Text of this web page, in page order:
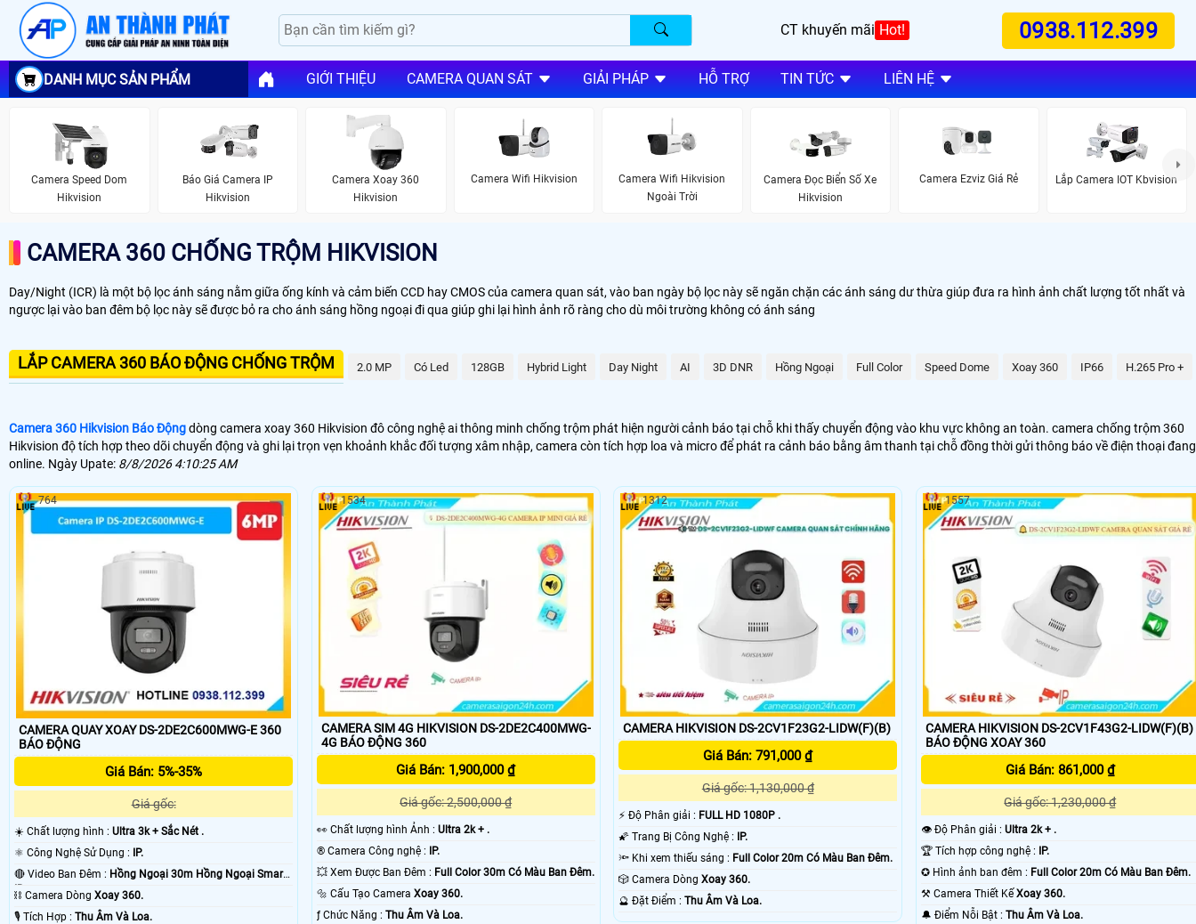
CT khuyến mãi Hot! 0938.112.399
DANH MỤC SẢN PHẨM GIỚI THIỆU CAMERA QUAN SÁT GIẢI PHÁP HỖ TRỢ TIN TỨC LIÊN HỆ
Camera Speed Dom
Hikvision
Báo Giá Camera IP
Hikvision
Camera Xoay 360
Hikvision
Camera Wifi Hikvision
Camera Wifi Hikvision
Ngoài Trời
Camera Đọc Biển Số Xe
Hikvision
Camera Ezviz Giá Rẻ Lắp Camera IOT Kbvision
CAMERA 360 CHỐNG TRỘM HIKVISION
Day/Night (ICR) là một bộ lọc ánh sáng nằm giữa ống kính và cảm biến CCD hay CMOS của camera quan sát, vào ban ngày bộ lọc này sẽ ngăn chặn các ánh sáng dư thừa giúp đưa ra hình ảnh chất lượng tốt nhất và
ngược lại vào ban đêm bộ lọc này sẽ được bỏ ra cho ánh sáng hồng ngoại đi qua giúp ghi lại hình ảnh rõ ràng cho dù môi trường không có ánh sáng
LẮP CAMERA 360 BÁO ĐỘNG CHỐNG TRỘM 2.0 MP Có Led 128GB Hybrid Light Day Night AI 3D DNR Hồng Ngoại Full Color Speed Dome Xoay 360 IP66 H.265 Pro +
Camera 360 Hikvision Báo Độngdòng camera xoay 360 Hikvision đô công nghệ ai thông minh chống trộm phát hiện người cảnh báo tại chỗ khi thấy chuyển động vào khu vực không an toàn. camera chống trộm 360
Hikvision độ tích hợp theo dõi chuyển động và ghi lại trọn vẹn khoảnh khắc đối tượng xâm nhập, camera còn tích hợp loa và micro để phát ra cảnh báo bằng âm thanh tại chỗ đồng thời gửi thông báo về điện thoại đang
online. Ngày Upate: 8/8/2026 4:10:25 AM
CAMERA QUAY XOAY DS-2DE2C600MWG-E 360
BÁO ĐỘNG
Giá Bán: 5%-35%
Giá gốc:
☀️ Chất lượng hình : Ultra 3k + Sắc Nét .
⚛️ Công Nghệ Sử Dụng :
IP.
🔴 Video Ban Đêm : Hồng Ngoại 30m Hồng Ngoại Smart
IR. ⛓ Camera Dòng Xoay 360.
️🎙 Tích Hợp : Thu Âm Và Loa.
764
CAMERA SIM 4G HIKVISION DS-2DE2C400MWG-
4G BÁO ĐỘNG 360
Giá Bán: 1,900,000 ₫
Giá gốc: 2,500,000 ₫
️👀 Chất lượng hình Ảnh : Ultra 2k + .
®️ Camera Công nghệ :
IP.
💥 Xem Được Ban Đêm : Full Color 30m Có Màu Ban Ðêm.
🔩 Cấu Tạo Camera Xoay 360.
️ƒ Chức Năng : Thu Âm Và Loa.
1534
CAMERA HIKVISION DS-2CV1F23G2-LIDW(F)(B)
Giá Bán: 791,000 ₫
Giá gốc: 1,130,000 ₫
️⚡ Độ Phân giải : FULL HD 1080P .
🌠 Trang Bị Công Nghệ :
IP.
🔦 Khi xem thiếu sáng : Full Color 20m Có Màu Ban Ðêm.
🎲 Camera DòngXoay 360.
️🔮 Đặt Điểm :Thu Âm Và Loa.
1312
CAMERA HIKVISION DS-2CV1F43G2-LIDW(F)(B)
BÁO ĐỘNG XOAY 360
Giá Bán: 861,000 ₫
Giá gốc: 1,230,000 ₫
👁 Độ Phân giải : Ultra 2k + .
🏆 Tích hợp công nghệ :
IP.
✪ Hình ảnh ban đêm : Full Color 20m Có Màu Ban Ðêm.
⚒ Camera Thiết Kế Xoay 360.
️🔔 Điểm Nỗi Bật : Thu Âm Và Loa.
1557